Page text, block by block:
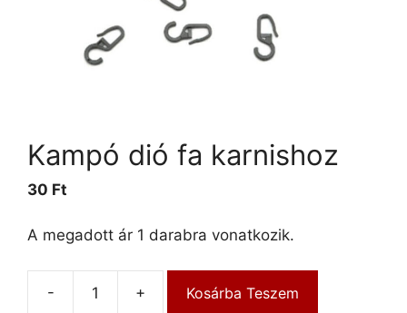
Kampó dió fa karnishoz
30 Ft
A megadott ár 1 darabra vonatkozik.
- + Kosárba Teszem